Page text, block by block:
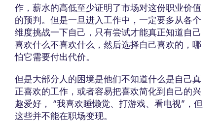
作，薪水的高低至少证明了市场对这份职业价值
的预判。但是一旦进入工作中，一定要多从各个
维度挑战一下自己，只有尝试才能真正知道自己
喜欢什么不喜欢什么，然后选择自己喜欢的，哪
怕它需要付出代价。
但是大部分人的困境是他们不知道什么是自己真
正喜欢的工作，或者容易把喜欢简化到自己的兴
趣爱好， “我喜欢睡懒觉、打游戏、看电视”，但
这些并不能在职场变现。